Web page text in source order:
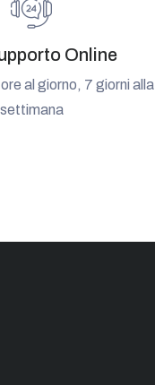
Online
al giorno, 7 giorni alla
settimana